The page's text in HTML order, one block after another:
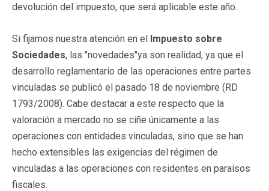
devolución del impuesto, que será aplicable este año.
Si fijamos nuestra atención en el Impuesto sobre
Sociedades, las "novedades"ya son realidad, ya que el
desarrollo reglamentario de las operaciones entre partes
vinculadas se publicó el pasado 18 de noviembre (RD
1793/2008). Cabe destacar a este respecto que la
valoración a mercado no se ciñe únicamente a las
operaciones con entidades vinculadas, sino que se han
hecho extensibles las exigencias del régimen de
vinculadas a las operaciones con residentes en paraísos
fiscales.